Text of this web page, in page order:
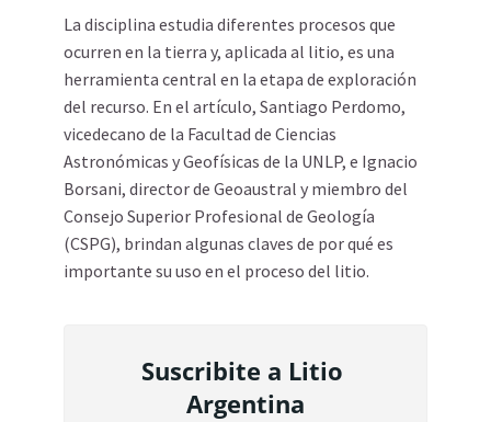
La disciplina estudia diferentes procesos que
ocurren en la tierra y, aplicada al litio, es una
herramienta central en la etapa de exploración
del recurso. En el artículo, Santiago Perdomo,
vicedecano de la Facultad de Ciencias
Astronómicas y Geofísicas de la UNLP, e Ignacio
Borsani, director de Geoaustral y miembro del
Consejo Superior Profesional de Geología
(CSPG), brindan algunas claves de por qué es
importante su uso en el proceso del litio.
Suscribite a Litio
Argentina